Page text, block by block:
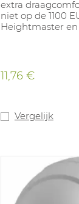
extra
niet op de 1100
Heightmaster en
11,76 €
Vergelijk